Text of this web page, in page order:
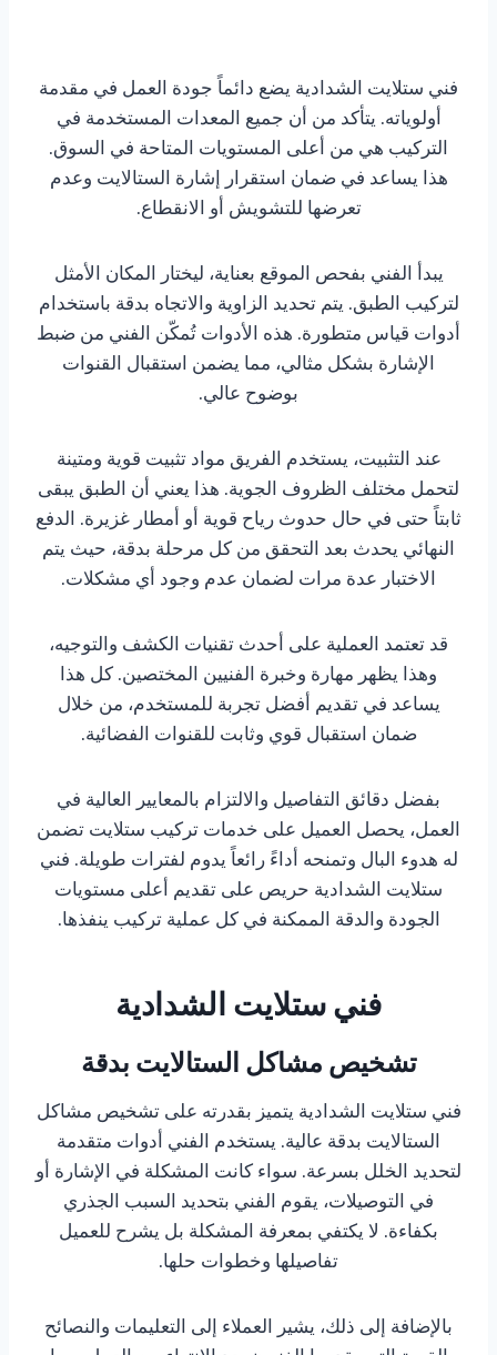
فني ستلايت الشدادية يضع دائماً جودة العمل في مقدمة
أولوياته. يتأكد من أن جميع المعدات المستخدمة في
التركيب هي من أعلى المستويات المتاحة في السوق.
هذا يساعد في ضمان استقرار إشارة الستالايت وعدم
تعرضها للتشويش أو الانقطاع.
يبدأ الفني بفحص الموقع بعناية، ليختار المكان الأمثل
لتركيب الطبق. يتم تحديد الزاوية والاتجاه بدقة باستخدام
أدوات قياس متطورة. هذه الأدوات تُمكّن الفني من ضبط
الإشارة بشكل مثالي، مما يضمن استقبال القنوات
بوضوح عالي.
عند التثبيت، يستخدم الفريق مواد تثبيت قوية ومتينة
لتحمل مختلف الظروف الجوية. هذا يعني أن الطبق يبقى
ثابتاً حتى في حال حدوث رياح قوية أو أمطار غزيرة. الدفع
النهائي يحدث بعد التحقق من كل مرحلة بدقة، حيث يتم
الاختبار عدة مرات لضمان عدم وجود أي مشكلات.
قد تعتمد العملية على أحدث تقنيات الكشف والتوجيه،
وهذا يظهر مهارة وخبرة الفنيين المختصين. كل هذا
يساعد في تقديم أفضل تجربة للمستخدم، من خلال
ضمان استقبال قوي وثابت للقنوات الفضائية.
بفضل دقائق التفاصيل والالتزام بالمعايير العالية في
العمل، يحصل العميل على خدمات تركيب ستلايت تضمن
له هدوء البال وتمنحه أداءً رائعاً يدوم لفترات طويلة. فني
ستلايت الشدادية حريص على تقديم أعلى مستويات
الجودة والدقة الممكنة في كل عملية تركيب ينفذها.
فني ستلايت الشدادية
تشخيص مشاكل الستالايت بدقة
فني ستلايت الشدادية يتميز بقدرته على تشخيص مشاكل
الستالايت بدقة عالية. يستخدم الفني أدوات متقدمة
لتحديد الخلل بسرعة. سواء كانت المشكلة في الإشارة أو
في التوصيلات، يقوم الفني بتحديد السبب الجذري
بكفاءة. لا يكتفي بمعرفة المشكلة بل يشرح للعميل
تفاصيلها وخطوات حلها.
بالإضافة إلى ذلك، يشير العملاء إلى التعليمات والنصائح